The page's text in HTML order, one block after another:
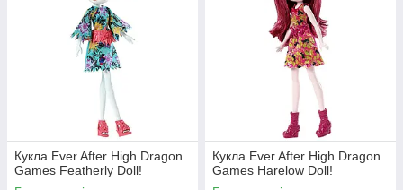
Кукла Ever After High Dragon
Games Featherly Doll!
Кукла Ever After High Dragon
Games Harelow Doll!